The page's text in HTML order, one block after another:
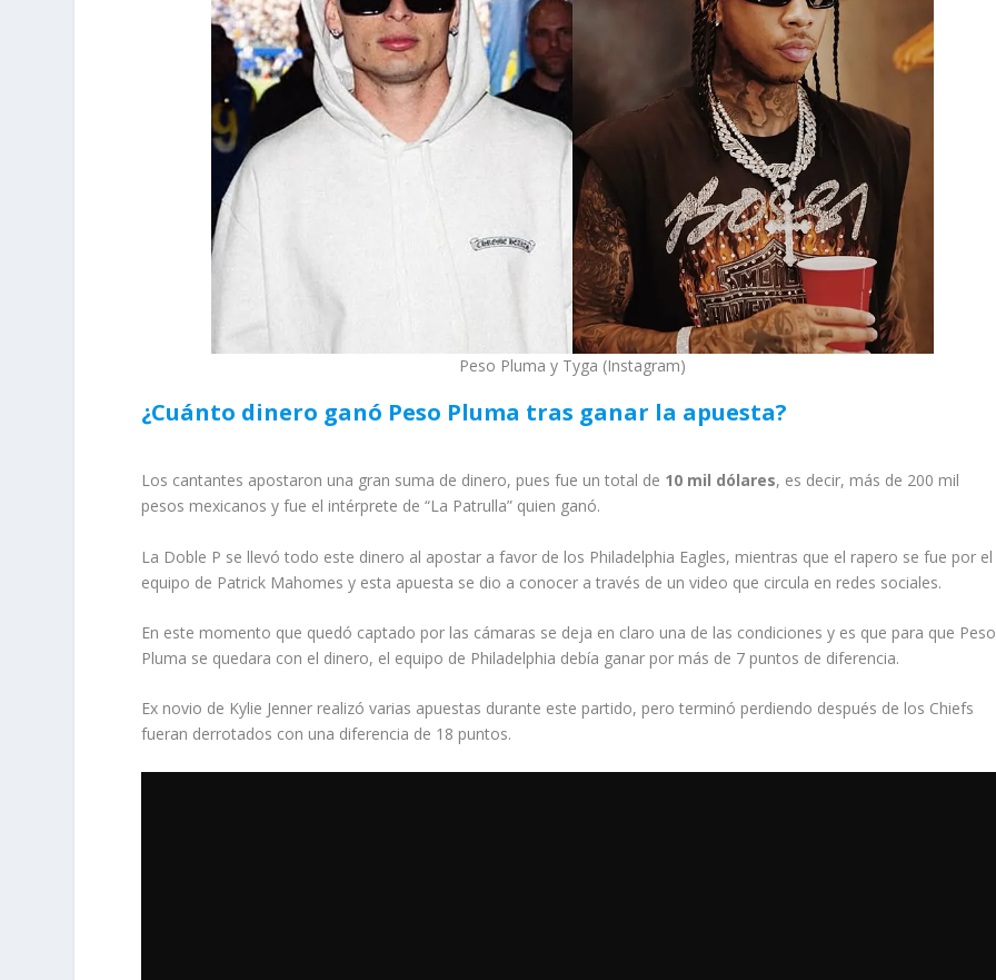
Peso Pluma y Tyga (Instagram)
¿Cuánto dinero ganó Peso Pluma tras ganar la apuesta?
Los cantantes apostaron una gran suma de dinero, pues fue un total de 10 mil dólares, es decir, más de 200 mil
pesos mexicanos y fue el intérprete de “La Patrulla” quien ganó.
La Doble P se llevó todo este dinero al apostar a favor de los Philadelphia Eagles, mientras que el rapero se fue por el
equipo de Patrick Mahomes y esta apuesta se dio a conocer a través de un video que circula en redes sociales.
En este momento que quedó captado por las cámaras se deja en claro una de las condiciones y es que para que Peso
Pluma se quedara con el dinero, el equipo de Philadelphia debía ganar por más de 7 puntos de diferencia.
Ex novio de Kylie Jenner realizó varias apuestas durante este partido, pero terminó perdiendo después de los Chiefs
fueran derrotados con una diferencia de 18 puntos.